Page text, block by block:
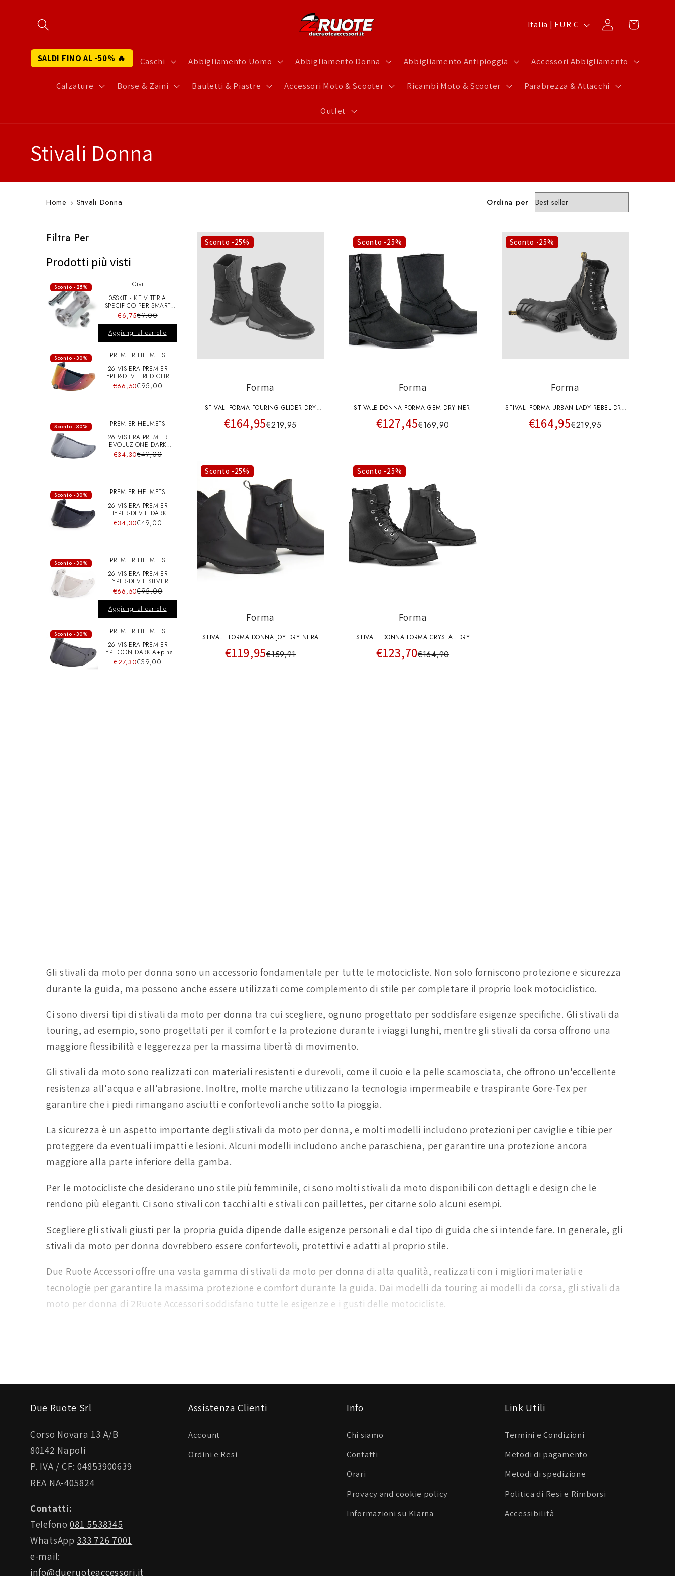
ai contenuti
SALDI FINO AL -50% 🔥 Caschi Abbigliamento Uomo Abbigliamento Donna Abbigliamento Antipioggia Accessori Abbigliamento
Calzature Borse & Zaini Bauletti & Piastre Accessori Moto & Scooter Ricambi Moto & Scooter Parabrezza & Attacchi
Outlet
e
e
g
f
i
c
Italia | EUR € Accedi Carrello
C
o
Stivali Donna
Home Stivali Donna Ordina per
Filtra Per
Prodotti più visti
Sconto -25%
Givi
05SKIT - KIT VITERIA
SPECIFICO PER SMART
BAR S900A
€6,75€9,00
Aggiungi al carrello
Sconto -30%
PREMIER HELMETS
26 VISIERA PREMIER
HYPER-DEVIL RED CHRO
A+pins
€66,50€95,00
Sconto -30%
PREMIER HELMETS
26 VISIERA PREMIER
EVOLUZIONE DARK
A+pins
€34,30€49,00
Sconto -30%
PREMIER HELMETS
26 VISIERA PREMIER
HYPER-DEVIL DARK
A+pins
€34,30€49,00
Sconto -30%
PREMIER HELMETS
26 VISIERA PREMIER
HYPER-DEVIL SILVER
CHRO A+pins
€66,50€95,00
Aggiungi al carrello
Sconto -30%
PREMIER HELMETS
26 VISIERA PREMIER
TYPHOON DARK A+pins
€27,30€39,00
Sconto -25%
Forma
STIVALI FORMA TOURING GLIDER DRY
BLACK-ANTHRACITE
€164,95€219,95
Sconto -25%
Forma
STIVALE DONNA FORMA GEM DRY NERI
€127,45€169,90
Sconto -25%
Forma
STIVALI FORMA URBAN LADY REBEL DRY
BLACK
€164,95€219,95
Sconto -25%
Forma
STIVALE FORMA DONNA JOY DRY NERA
€119,95€159,91
Sconto -25%
Forma
STIVALE DONNA FORMA CRYSTAL DRY
NERI
€123,70€164,90
Gli stivali da moto per donna sono un accessorio fondamentale per tutte le motocicliste. Non solo forniscono protezione e sicurezza
durante la guida, ma possono anche essere utilizzati come complemento di stile per completare il proprio look motociclistico.
Ci sono diversi tipi di stivali da moto per donna tra cui scegliere, ognuno progettato per soddisfare esigenze specifiche. Gli stivali da
touring, ad esempio, sono progettati per il comfort e la protezione durante i viaggi lunghi, mentre gli stivali da corsa offrono una
maggiore flessibilità e leggerezza per la massima libertà di movimento.
Gli stivali da moto sono realizzati con materiali resistenti e durevoli, come il cuoio e la pelle scamosciata, che offrono un'eccellente
resistenza all'acqua e all'abrasione. Inoltre, molte marche utilizzano la tecnologia impermeabile e traspirante Gore-Tex per
garantire che i piedi rimangano asciutti e confortevoli anche sotto la pioggia.
La sicurezza è un aspetto importante degli stivali da moto per donna, e molti modelli includono protezioni per caviglie e tibie per
proteggere da eventuali impatti e lesioni. Alcuni modelli includono anche paraschiena, per garantire una protezione ancora
maggiore alla parte inferiore della gamba.
Per le motocicliste che desiderano uno stile più femminile, ci sono molti stivali da moto disponibili con dettagli e design che le
rendono più eleganti. Ci sono stivali con tacchi alti e stivali con paillettes, per citarne solo alcuni esempi.
Scegliere gli stivali giusti per la propria guida dipende dalle esigenze personali e dal tipo di guida che si intende fare. In generale, gli
stivali da moto per donna dovrebbero essere confortevoli, protettivi e adatti al proprio stile.
Due Ruote Accessori offre una vasta gamma di stivali da moto per donna di alta qualità, realizzati con i migliori materiali e
tecnologie per garantire la massima protezione e comfort durante la guida. Dai modelli da touring ai modelli da corsa, gli stivali da
moto per donna di 2Ruote Accessori soddisfano tutte le esigenze e i gusti delle motocicliste.
Due Ruote Srl
Corso Novara 13 A/B
80142 Napoli
P. IVA / CF: 04853900639
REA NA-405824
Contatti:
Telefono081 5538345
WhatsApp 333 726 7001
e-mail:
info@dueruoteaccessori.it
Assistenza Clienti
Account
Ordini e Resi
Info
Chi siamo
Contatti
Orari
Provacy and cookie policy
Informazioni su Klarna
Link Utili
Termini e Condizioni
Metodi di pagamento
Metodi di spedizione
Politica di Resi e Rimborsi
Accessibilità